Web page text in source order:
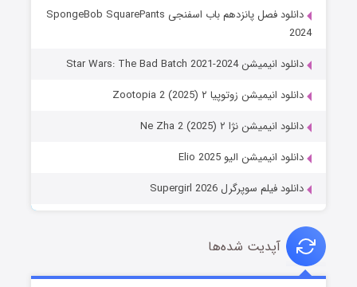
دانلود فصل پانزدهم باب اسفنجی SpongeBob SquarePants
2024
دانلود انیمیشن Star Wars: The Bad Batch 2021-2024
دانلود انیمیشن زوتوپیا ۲ Zootopia 2 (2025)
دانلود انیمیشن نژا ۲ Ne Zha 2 (2025)
دانلود انیمیشن الیو Elio 2025
دانلود فیلم سوپرگرل Supergirl 2026
آپدیت شده‌ها